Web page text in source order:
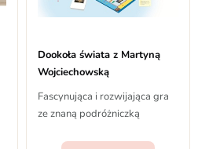
Dookoła świata z Martyną
Wojciechowską
Fascynująca i rozwijająca gra
ze znaną podróżniczką